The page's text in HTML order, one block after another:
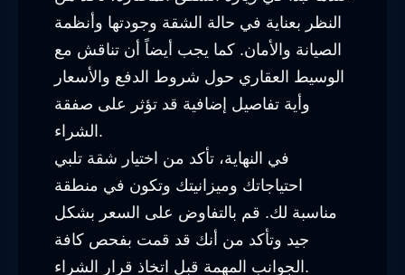
النظر بعناية في حالة الشقة وجودتها وأنظمة
الصيانة والأمان. كما يجب أيضاً أن تناقش مع
الوسيط العقاري حول شروط الدفع والأسعار
وأية تفاصيل إضافية قد تؤثر على صفقة
الشراء.
في النهاية، تأكد من اختيار شقة تلبي
احتياجاتك وميزانيتك وتكون في منطقة
مناسبة لك. قم بالتفاوض على السعر بشكل
جيد وتأكد من أنك قد قمت بفحص كافة
الجوانب المهمة قبل اتخاذ قرار الشراء.